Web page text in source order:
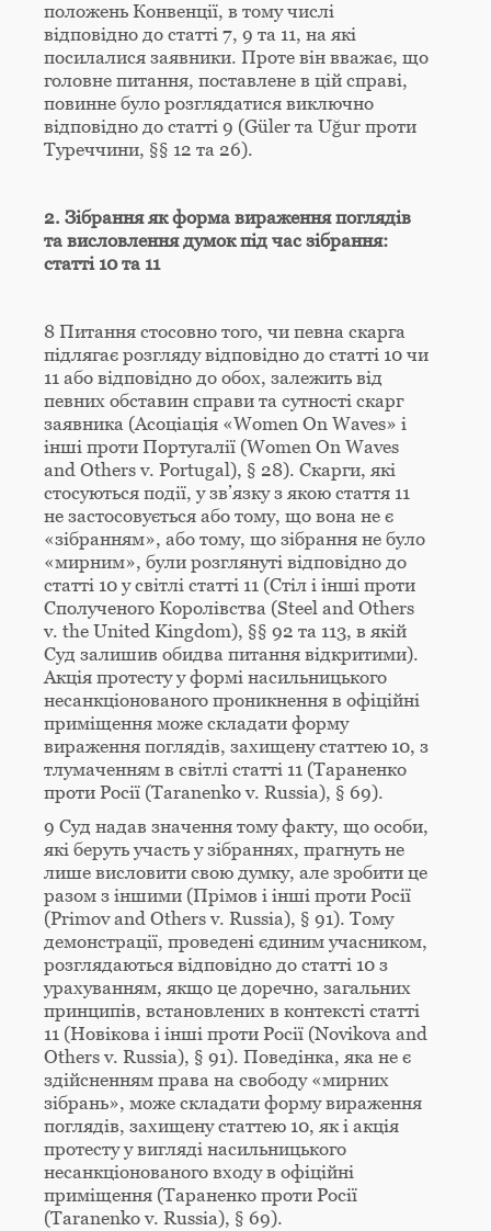
положень Конвенції, в тому числі
відповідно до статті 7, 9 та 11, на які
посилалися заявники. Проте він вважає, що
головне питання, поставлене в цій справі,
повинне було розглядатися виключно
відповідно до статті 9 (Güler та Uğur проти
Туреччини, §§ 12 та 26).
2. Зібрання як форма вираження поглядів
та висловлення думок під час зібрання:
статті 10 та 11
8 Питання стосовно того, чи певна скарга
підлягає розгляду відповідно до статті 10 чи
11 або відповідно до обох, залежить від
певних обставин справи та сутності скарг
заявника (Асоціація «Women On Waves» і
інші проти Португалії (Women On Waves
and Others v. Portugal), § 28). Скарги, які
стосуються події, у зв’язку з якою стаття 11
не застосовується або тому, що вона не є
«зібранням», або тому, що зібрання не було
«мирним», були розглянуті відповідно до
статті 10 у світлі статті 11 (Стіл і інші проти
Сполученого Королівства (Steel and Others
v. the United Kingdom), §§ 92 та 113, в якій
Суд залишив обидва питання відкритими).
Акція протесту у формі насильницького
несанкціонованого проникнення в офіційні
приміщення може складати форму
вираження поглядів, захищену статтею 10, з
тлумаченням в світлі статті 11 (Тараненко
проти Росії (Taranenko v. Russia), § 69).
9 Суд надав значення тому факту, що особи,
які беруть участь у зібраннях, прагнуть не
лише висловити свою думку, але зробити це
разом з іншими (Прімов і інші проти Росії
(Primov and Others v. Russia), § 91). Тому
демонстрації, проведені єдиним учасником,
розглядаються відповідно до статті 10 з
урахуванням, якщо це доречно, загальних
принципів, встановлених в контексті статті
11 (Новікова і інші проти Росії (Novikova and
Others v. Russia), § 91). Поведінка, яка не є
здійсненням права на свободу «мирних
зібрань», може складати форму вираження
поглядів, захищену статтею 10, як і акція
протесту у вигляді насильницького
несанкціонованого входу в офіційні
приміщення (Тараненко проти Росії
(Taranenko v. Russia), § 69).